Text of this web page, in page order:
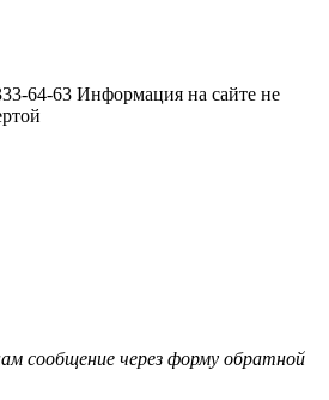
64-63 Информация на сайте не
сообщение через форму обратной